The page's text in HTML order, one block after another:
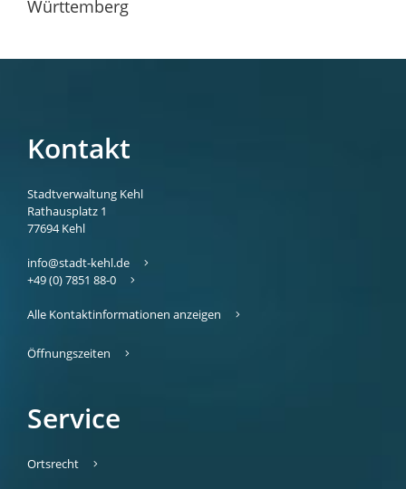
Württemberg
Kontakt
Stadtverwaltung Kehl
Rathausplatz 1
77694 Kehl
info@stadt-kehl.de
+49 (0) 7851 88-0
Alle Kontaktinformationen anzeigen
Öffnungszeiten
Service
Ortsrecht